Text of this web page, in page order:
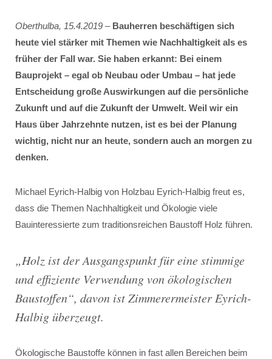
Oberthulba, 15.4.2019 – Bauherren beschäftigen sich
heute viel stärker mit Themen wie Nachhaltigkeit als es
früher der Fall war. Sie haben erkannt: Bei einem
Bauprojekt – egal ob Neubau oder Umbau – hat jede
Entscheidung große Auswirkungen auf die persönliche
Zukunft und auf die Zukunft der Umwelt. Weil wir ein
Haus über Jahrzehnte nutzen, ist es bei der Planung
wichtig, nicht nur an heute, sondern auch an morgen zu
denken.
Michael Eyrich-Halbig von Holzbau Eyrich-Halbig freut es,
dass die Themen Nachhaltigkeit und Ökologie viele
Bauinteressierte zum traditionsreichen Baustoff Holz führen.
„Holz ist der Ausgangspunkt für eine stimmige
und effiziente Verwendung von ökologischen
Baustoffen“, davon ist Zimmerermeister Eyrich-
Halbig überzeugt.
Ökologische Baustoffe können in fast allen Bereichen beim